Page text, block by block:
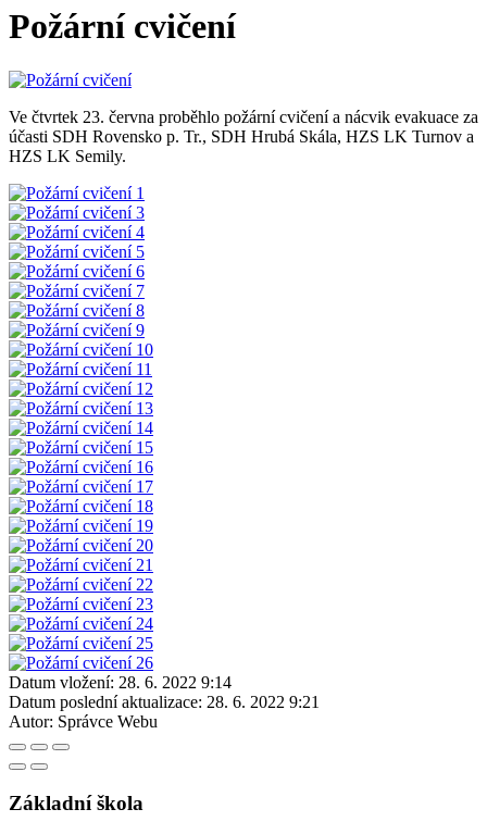
Požární cvičení
Ve čtvrtek 23. června proběhlo požární cvičení a nácvik evakuace za
účasti SDH Rovensko p. Tr., SDH Hrubá Skála, HZS LK Turnov a
HZS LK Semily.
Datum vložení: 28. 6. 2022 9:14
Datum poslední aktualizace: 28. 6. 2022 9:21
Autor: Správce Webu
Základní škola